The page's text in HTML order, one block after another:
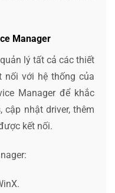
Manager
lý tất cả các thiết
nối với hệ thống của
Manager để khắc
cập nhật driver, thêm
kết nối.